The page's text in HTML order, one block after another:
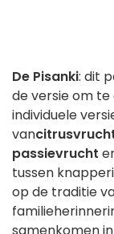
De Pisanki: dit
de versie om
individuele
van
passievrucht
tussen
op de traditie